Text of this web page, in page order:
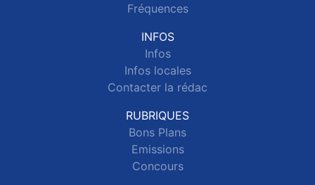
Fréquences
INFOS
Infos
Infos locales
Contacter la rédac
RUBRIQUES
Bons Plans
Emissions
Concours